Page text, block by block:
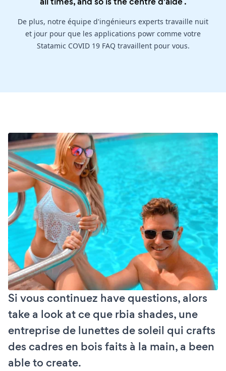
De plus, notre équipe d'ingénieurs experts travaille nuit
et jour pour que les applications powr comme votre
Statamic COVID 19 FAQ travaillent pour vous.
Si vous continuez have questions, alors
take a look at ce que rbia shades, une
entreprise de lunettes de soleil qui crafts
des cadres en bois faits à la main, a been
able to create.